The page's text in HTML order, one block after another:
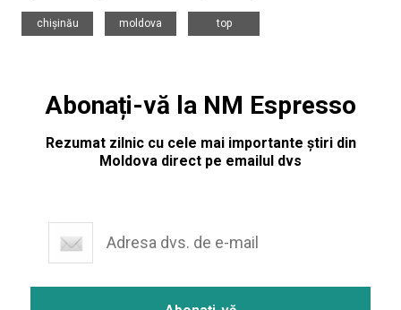
chișinău
moldova
top
Abonați-vă la NM Espresso
Rezumat zilnic cu cele mai importante știri din
Moldova direct pe emailul dvs